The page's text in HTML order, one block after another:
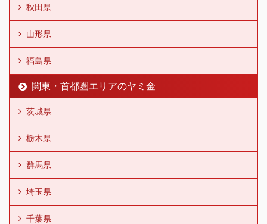
秋田県
山形県
福島県
関東・首都圏エリアのヤミ金
茨城県
栃木県
群馬県
埼玉県
千葉県